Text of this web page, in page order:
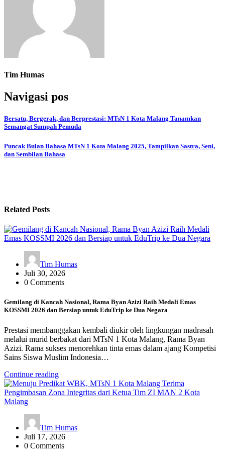
Tim Humas
Navigasi pos
Bersatu, Bergerak, dan Berprestasi: MTsN 1 Kota Malang Tanamkan
Semangat Sumpah Pemuda
Puncak Bulan Bahasa MTsN 1 Kota Malang 2025, Tampilkan Sastra, Seni,
dan Sembilan Bahasa
Related Posts
Tim Humas
Juli 30, 2026
0 Comments
Gemilang di Kancah Nasional, Rama Byan Azizi Raih Medali Emas
KOSSMI 2026 dan Bersiap untuk EduTrip ke Dua Negara
Prestasi membanggakan kembali diukir oleh lingkungan madrasah
melalui murid berbakat dari MTsN 1 Kota Malang, Rama Byan
Azizi. Rama sukses menorehkan tinta emas dalam ajang Kompetisi
Sains Siswa Muslim Indonesia…
Continue reading
Tim Humas
Juli 17, 2026
0 Comments